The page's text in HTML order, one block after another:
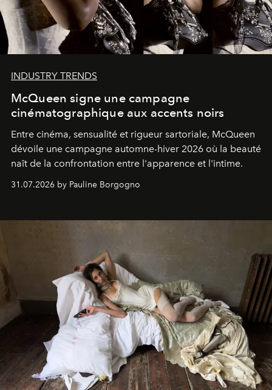
INDUSTRY TRENDS
McQueen signe une campagne
cinématographique aux accents noirs
Entre cinéma, sensualité et rigueur sartoriale, McQueen
dévoile une campagne automne-hiver 2026 où la beauté
naît de la confrontation entre l'apparence et l'intime.
31.07.2026 by Pauline Borgogno